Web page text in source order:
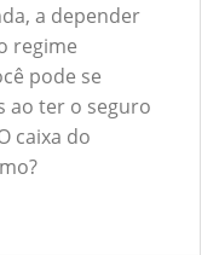
a depender
regime
pode se
ao ter o seguro
caixa do